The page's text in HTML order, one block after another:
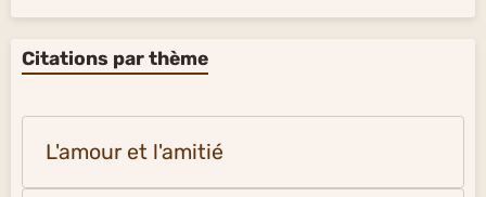
Citations par thème
L'amour et l'amitié